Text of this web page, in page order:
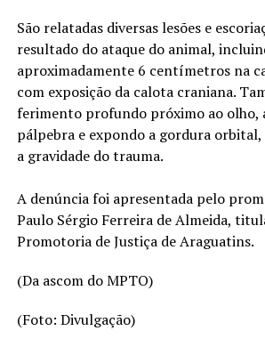
São relatadas diversas lesões e
resultado do ataque do animal,
aproximadamente 6 centímetros na
com exposição da calota craniana.
ferimento profundo próximo ao olho,
pálpebra e expondo a gordura
a gravidade do trauma.
A denúncia foi apresentada pelo
Paulo Sérgio Ferreira de Almeida,
Promotoria de Justiça de Araguatins.
(Da ascom do MPTO)
(Foto: Divulgação)